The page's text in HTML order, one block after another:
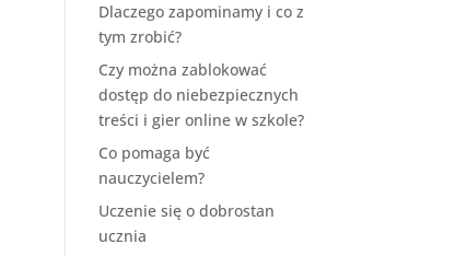
Dlaczego zapominamy i co z
tym zrobić?
Czy można zablokować
dostęp do niebezpiecznych
treści i gier online w szkole?
Co pomaga być
nauczycielem?
Uczenie się o dobrostan
ucznia